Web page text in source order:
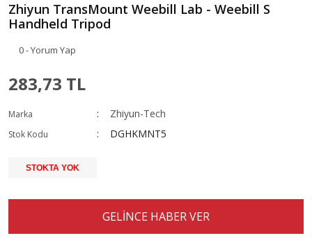
Zhiyun TransMount Weebill Lab - Weebill S
Handheld Tripod
0 - Yorum Yap
283,73 TL
Marka Zhiyun-Tech
Stok Kodu DGHKMNT5
STOKTA YOK
GELİNCE HABER VER